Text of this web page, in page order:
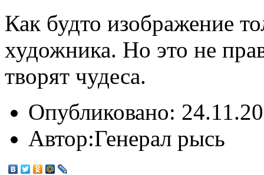
Как будто изображение
художника. Но это не
творят чудеса.
Опубликовано:
Автор:Генерал рысь